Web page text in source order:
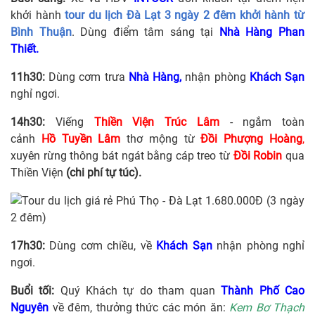
khởi hànhtour du lịch Đà Lạt 3 ngày 2 đêm khởi hành từ
Bình Thuận. Dùng điểm tâm sáng tại Nhà Hàng Phan
Thiết.
11h30: Dùng cơm trưa Nhà Hàng, nhận phòng Khách Sạn
nghỉ ngơi.
14h30: Viếng Thiền Viện Trúc Lâm- ngắm toàn
cảnh Hồ Tuyền Lâm thơ mộng từĐồi Phượng Hoàng,
xuyên rừng thông bát ngát bằng cáp treo từ Đồi Robin qua
Thiền Viện (chi phí tự túc).
17h30: Dùng cơm chiều, về Khách Sạnnhận phòng nghỉ
ngơi.
Buổi tối: Quý Khách tự do tham quanThành Phố Cao
Nguyên về đêm, thưởng thức các món ăn: Kem Bơ Thạch